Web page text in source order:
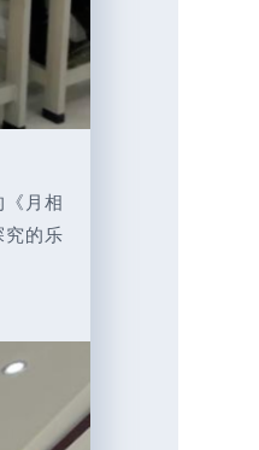
月相
究的乐